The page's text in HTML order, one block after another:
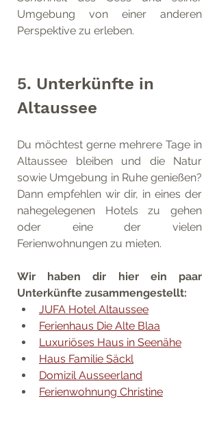
Umgebung von einer anderen
Perspektive zu erleben.
5. Unterkünfte in
Altaussee
Du möchtest gerne mehrere Tage in
Altaussee bleiben und die Natur
sowie Umgebung in Ruhe genießen?
Dann empfehlen wir dir, in eines der
nahegelegenen Hotels zu gehen
oder eine der vielen
Ferienwohnungen zu mieten.
Wir haben dir hier ein paar
Unterkünfte zusammengestellt:
JUFA Hotel Altaussee
Ferienhaus Die Alte Blaa
Luxuriöses Haus in Seenähe
Haus Familie Säckl
Domizil Ausseerland
Ferienwohnung Christine